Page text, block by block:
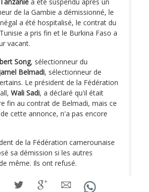
de la Gambie a démissionné, le
a été hospitalisé, le contrat du
a pris fin et le Burkina Faso a
vacant.
Song, sélectionneur du
Belmadi, sélectionneur de
Le président de la Fédération
Wali Sadi, a déclaré qu'il était
fin au contrat de Belmadi, mais ce
cette annonce, n'a pas encore
de la Fédération camerounaise
sa démission si les autres
même. Ils ont refusé.